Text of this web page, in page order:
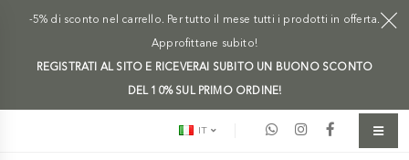
-5% di sconto nel carrello. Per tutto il mese tutti i prodotti in offerta.
Approfittane subito!
REGISTRATI AL SITO E RICEVERAI SUBITO UN BUONO SCONTO
DEL 10% SUL PRIMO ORDINE!
IT